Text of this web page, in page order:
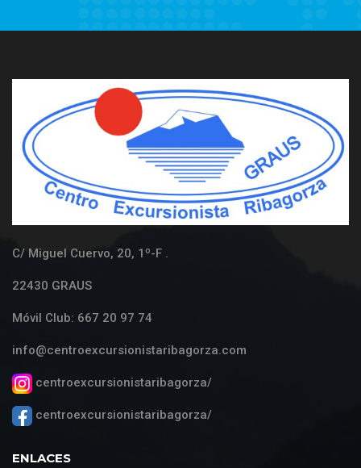
C/ Miguel Cuervo, 20, 1º-F .
22430 GRAUS
Móvil Club: 667 20 97 74
info@centroexcursionistaribagorza.com
centroexcursionistaribagorza/
centroexcursionistaribagorza/
ENLACES